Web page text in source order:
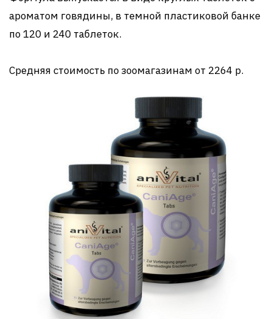
ароматом говядины, в темной пластиковой банке
по 120 и 240 таблеток.
Средняя стоимость по зоомагазинам от 2264 р.